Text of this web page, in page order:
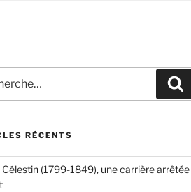
RÉCENTS
Célestin (1799-1849), une carrière arrêtée